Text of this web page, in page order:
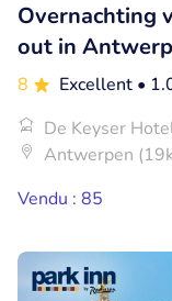
Overnachting
out in
8 Excellent •
De Keyser
Antwerpen
Vendu : 85